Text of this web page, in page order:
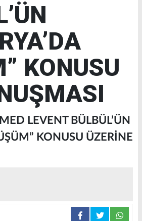
KONUSU
LEVENT BÜLBÜL’ÜN
KONUSU ÜZERİNE